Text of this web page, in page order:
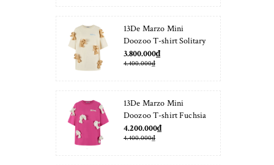
13De Marzo Mini
Doozoo T-shirt Solitary
Star
3.800.000₫
4.400.000₫
13De Marzo Mini
Doozoo T-shirt Fuchsia
Fedora
4.200.000₫
4.400.000₫